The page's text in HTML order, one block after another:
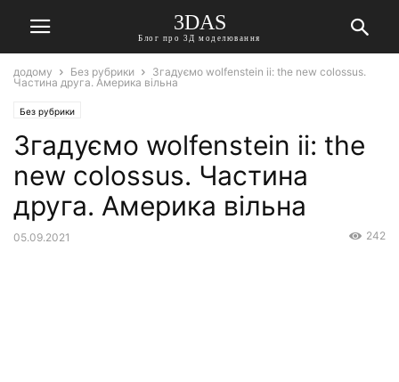
3DAS
Блог про 3Д моделювання
додому Без рубрики
Згадуємо wolfenstein ii: the new colossus.
Частина друга. Америка вільна
Без рубрики
Згадуємо wolfenstein ii: the
new colossus. Частина
друга. Америка вільна
05.09.2021 242